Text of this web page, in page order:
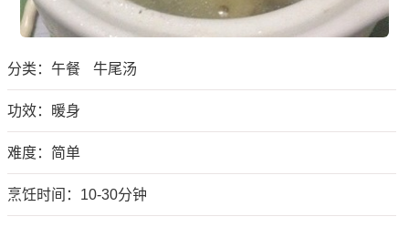
分类： 午餐 牛尾汤
功效：暖身
难度：简单
烹饪时间：10-30分钟